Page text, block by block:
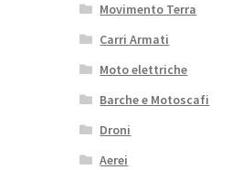
Movimento Terra
Carri Armati
Moto elettriche
Barche e Motoscafi
Droni
Aerei